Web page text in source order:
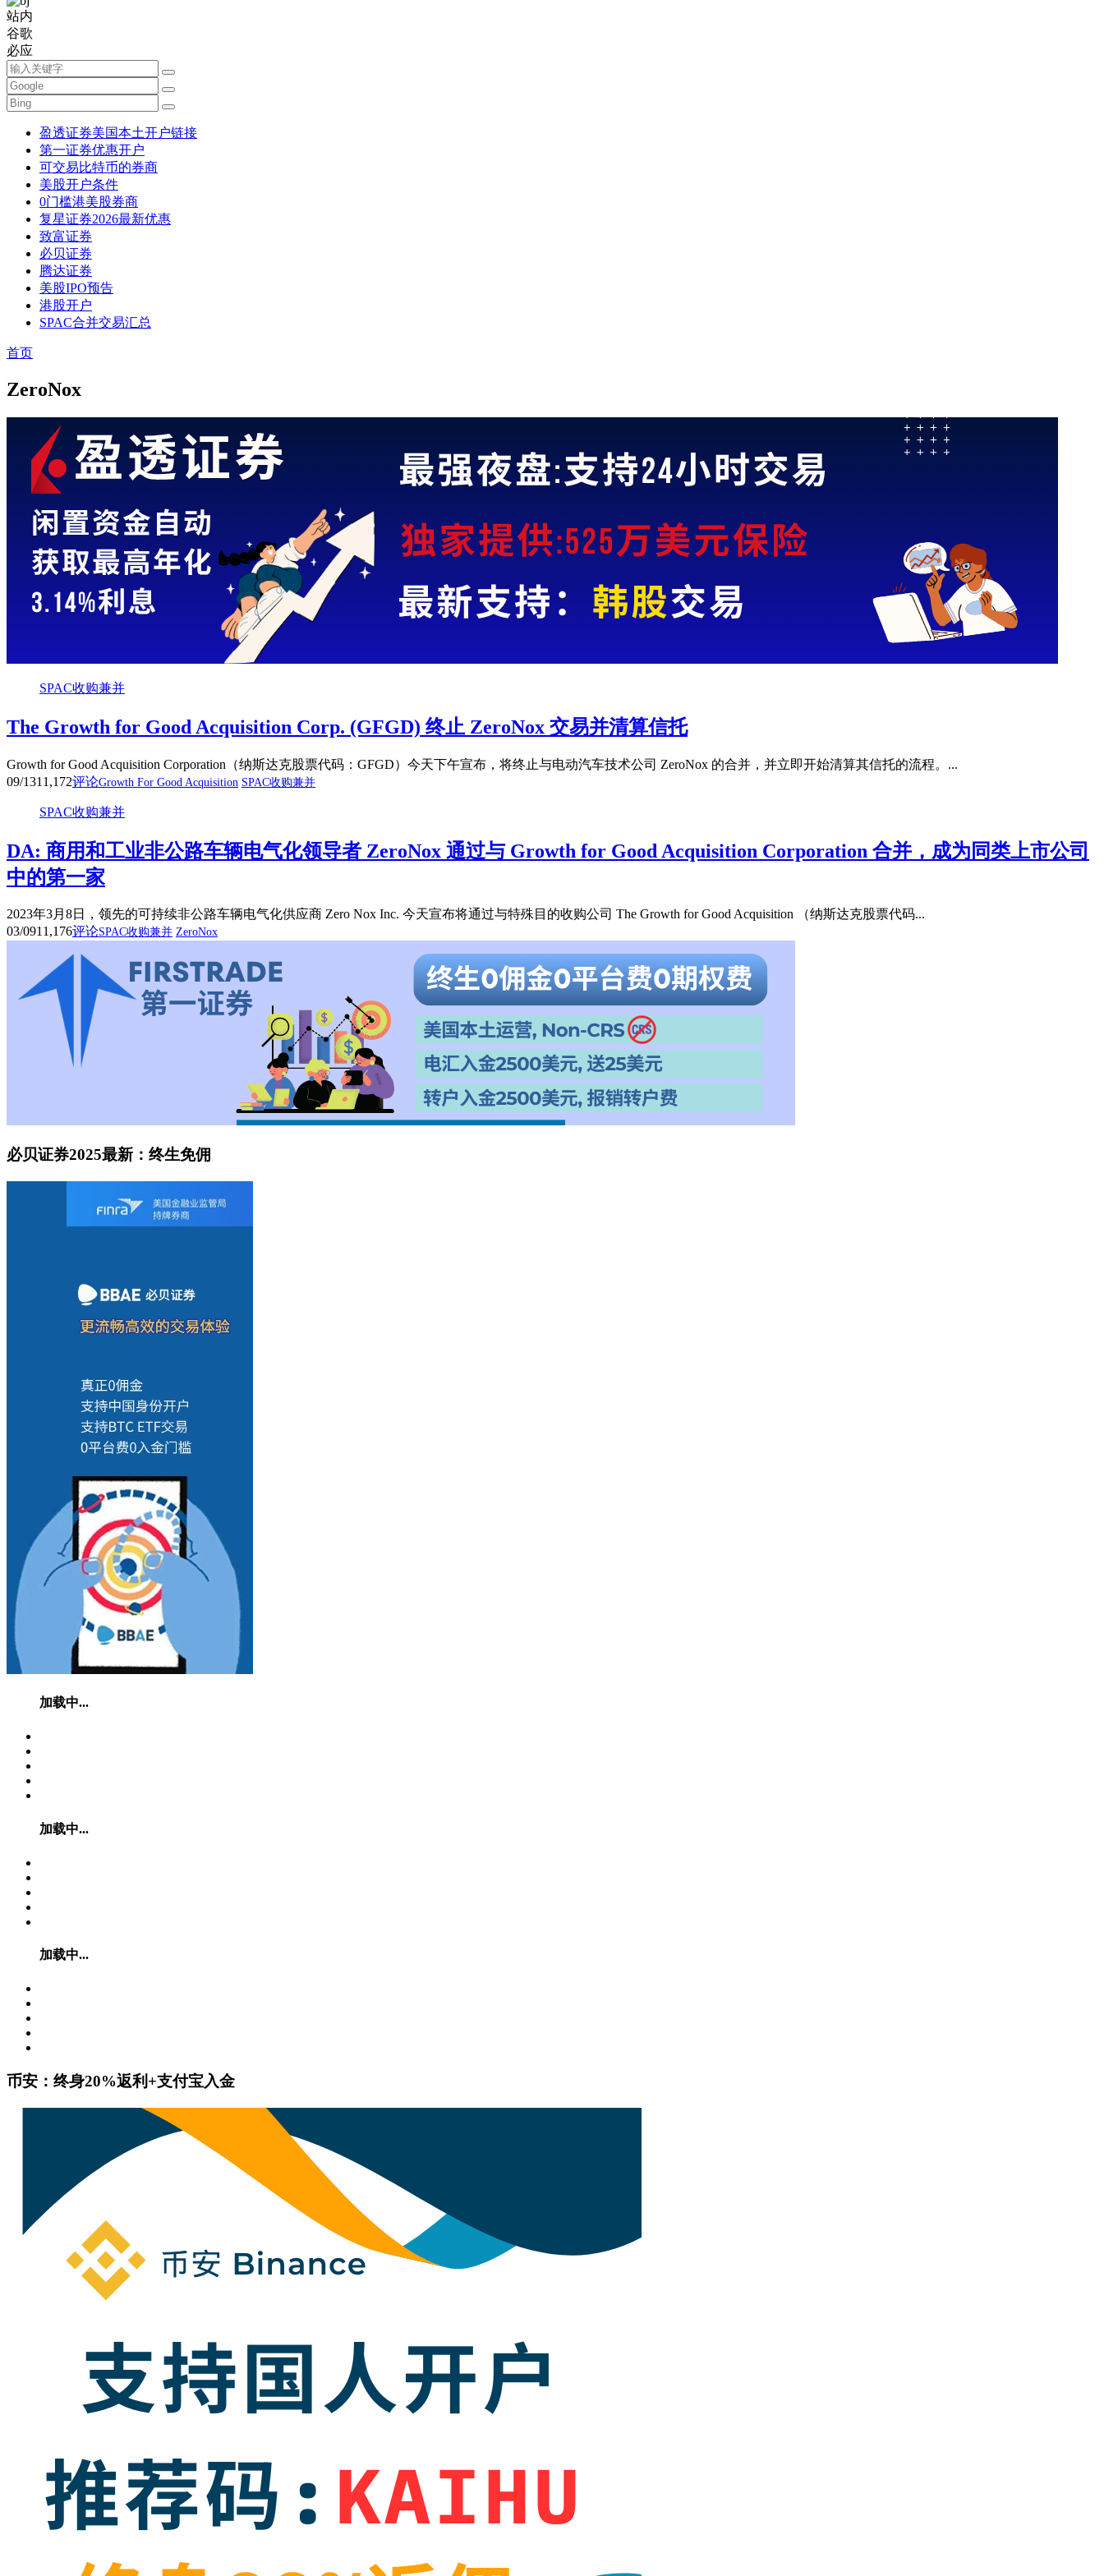
站内
谷歌
必应
盈透证券美国本土开户链接
第一证券优惠开户
可交易比特币的券商
美股开户条件
0门槛港美股券商
复星证券2026最新优惠
致富证券
必贝证券
腾达证券
美股IPO预告
港股开户
SPAC合并交易汇总
首页
ZeroNox
SPAC收购兼并
The Growth for Good Acquisition Corp. (GFGD) 终止 ZeroNox 交易并清算信托
Growth for Good Acquisition Corporation（纳斯达克股票代码：GFGD）今天下午宣布，将终止与电动汽车技术公司 ZeroNox 的合并，并立即开始清算其信托的流程。...
09/1311,172评论Growth For Good Acquisition SPAC收购兼并
SPAC收购兼并
DA: 商用和工业非公路车辆电气化领导者 ZeroNox 通过与 Growth for Good Acquisition Corporation 合并，成为同类上市公司
中的第一家
2023年3月8日，领先的可持续非公路车辆电气化供应商 Zero Nox Inc. 今天宣布将通过与特殊目的收购公司 The Growth for Good Acquisition （纳斯达克股票代码...
03/0911,176评论SPAC收购兼并 ZeroNox
必贝证券2025最新：终生免佣
加载中...
加载中...
加载中...
币安：终身20%返利+支付宝入金